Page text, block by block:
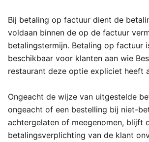
Bij betaling op factuur dient de
voldaan binnen de op de factuur
betalingstermijn. Betaling op factuur
beschikbaar voor klanten aan wie
restaurant deze optie expliciet heeft
Ongeacht de wijze van uitgestelde
ongeacht of een bestelling bij niet-
achtergelaten of meegenomen, blijft
betalingsverplichting van de klant